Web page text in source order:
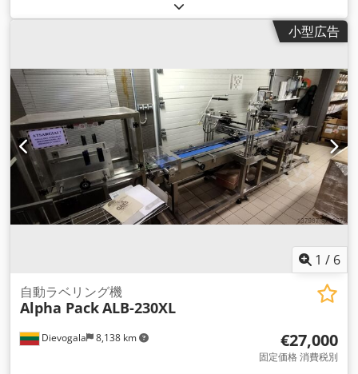
小型広告
1 / 6
Dievogala 8,138 km
自動ラベリング機
Alpha PackALB-230XL
€27,000
固定価格 消費税別